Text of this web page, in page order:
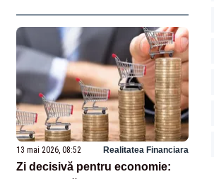
13 mai 2026, 08:52 Realitatea Financiara
Zi decisivă pentru economie: